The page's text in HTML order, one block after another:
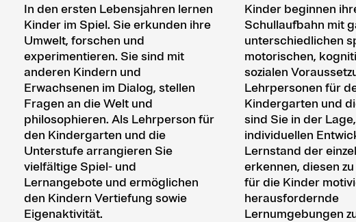
In den ersten Lebensjahren lernen
Kinder im Spiel. Sie erkunden ihre
Umwelt, forschen und
experimentieren. Sie sind mit
anderen Kindern und
Erwachsenen im Dialog, stellen
Fragen an die Welt und
philosophieren. Als Lehrperson für
den Kindergarten und die
Unterstufe arrangieren Sie
vielfältige Spiel- und
Lernangebote und ermöglichen
den Kindern Vertiefung sowie
Eigenaktivität.
Kinder beginnen
Schullaufbahn mit
unterschiedlichen
motorischen,
sozialen
Lehrpersonen für
Kindergarten und
sind Sie in der
individuellen
Lernstand der
erkennen, diesen
für die Kinder
herausfordernde
Lernumgebungen